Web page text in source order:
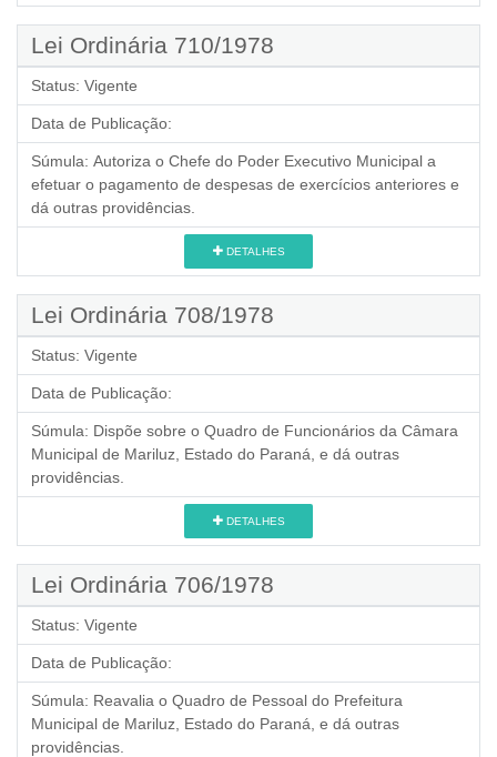
Lei Ordinária 710/1978
Status: Vigente
Data de Publicação:
Súmula: Autoriza o Chefe do Poder Executivo Municipal a
efetuar o pagamento de despesas de exercícios anteriores e
dá outras providências.
DETALHES
Lei Ordinária 708/1978
Status: Vigente
Data de Publicação:
Súmula: Dispõe sobre o Quadro de Funcionários da Câmara
Municipal de Mariluz, Estado do Paraná, e dá outras
providências.
DETALHES
Lei Ordinária 706/1978
Status: Vigente
Data de Publicação:
Súmula: Reavalia o Quadro de Pessoal do Prefeitura
Municipal de Mariluz, Estado do Paraná, e dá outras
providências.